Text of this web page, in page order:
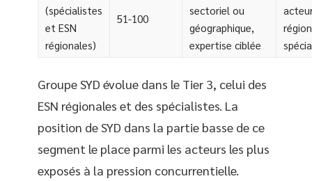
(spécialistes
et ESN
régionales)
51-100
sectoriel ou
géographique,
expertise ciblée
Groupe SYD évolue dans le Tier 3, celui des
ESN régionales et des spécialistes. La
position de SYD dans la partie basse de ce
segment le place parmi les acteurs les plus
exposés à la pression concurrentielle.